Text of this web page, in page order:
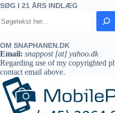
SØG I 21 ÅRS INDLÆG
OM SNAPHANEN.DK
Email: snappost [at] yahoo.dk
Regarding use of my copyrighted
contact email above.